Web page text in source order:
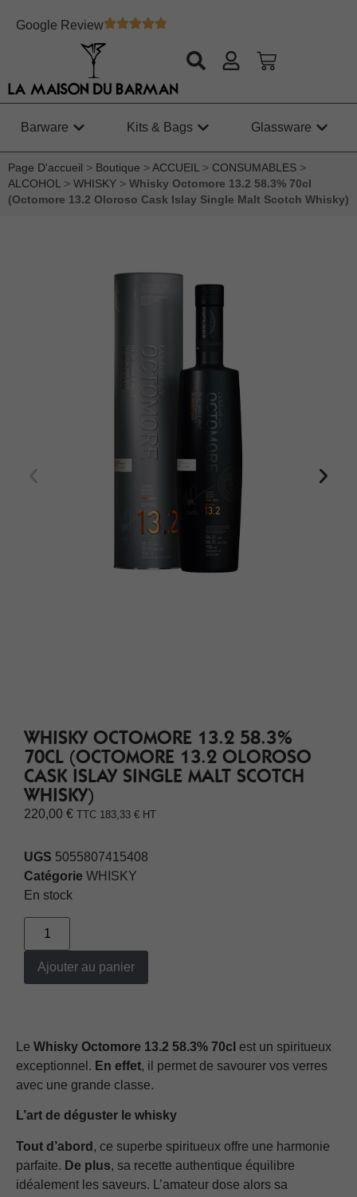
Google Review
Barware Kits & Bags Glassware
Page D'accueil > Boutique > ACCUEIL> CONSUMABLES >
ALCOHOL> WHISKY > Whisky Octomore 13.2 58.3% 70cl
(Octomore 13.2 Oloroso Cask Islay Single Malt Scotch Whisky)
WHISKY OCTOMORE 13.2 58.3%
70CL (OCTOMORE 13.2 OLOROSO
CASK ISLAY SINGLE MALT SCOTCH
WHISKY)
220,00 € TTC 183,33 € HT
UGS 5055807415408
Catégorie WHISKY
En stock
Ajouter au panier
Le Whisky Octomore 13.2 58.3% 70cl est un spiritueux
exceptionnel. En effet, il permet de savourer vos verres
avec une grande classe.
L’art de déguster le whisky
Tout d’abord , ce superbe spiritueux offre une harmonie
parfaite. De plus, sa recette authentique équilibre
idéalement les saveurs. L’amateur dose alors sa